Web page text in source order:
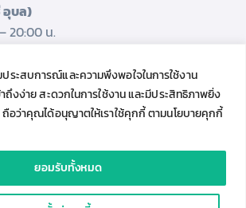
ระสบการณ์และความพึงพอใจในการใช้งาน
าถึงง่าย สะดวกในการใช้งาน และมีประสิทธิภาพยิ่ง
อว่าคุณได้อนุญาตให้เราใช้คุกกี้ ตามนโยบายคุกกี้
ยอมรับทั้งหมด
อุบล)
20:00 น.
© 2023. All Rights Reserved. C
Contact Us